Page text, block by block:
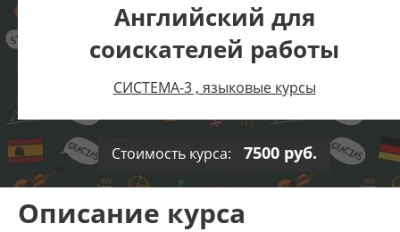
Английский для
соискателей работы
СИСТЕМА-3 , языковые курсы
Стоимость курса: 7500 руб.
Описание курса